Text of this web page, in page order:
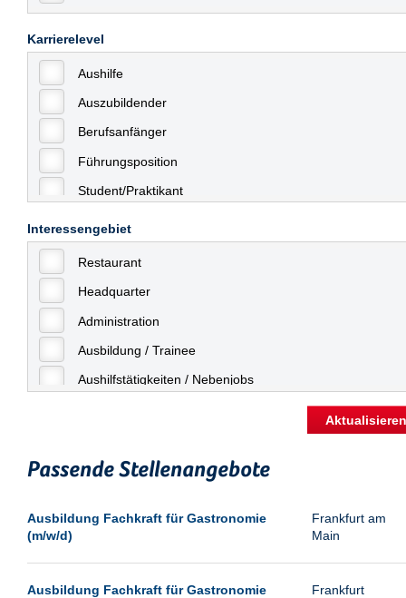
Celle
Chemnitz
Dessau
Dresden
Düsseldorf
Erfurt
Essen
Frankfurt
Frankfurt am Main
Freiburg
Fulda
Göppingen
Hamburg
Heilbronn
Karrierelevel
Aushilfe
Auszubildender
Berufsanfänger
Führungsposition
Student/Praktikant
Interessengebiet
Restaurant
Headquarter
Administration
Ausbildung / Trainee
Aushilfstätigkeiten / Nebenjobs
Sonstiges
Passende Stellenangebote
Ausbildung Fachkraft für Gastronomie
(m/w/d)
Frankfurt am
Main
Ausbildung Fachkraft für Gastronomie
Frankfurt